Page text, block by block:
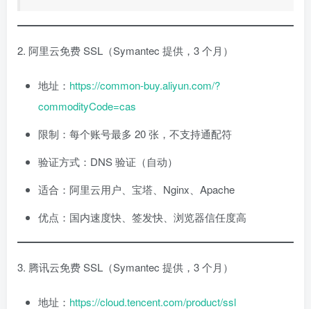
2. 阿里云免费 SSL（Symantec 提供，3 个月）
地址： https://common-buy.aliyun.com/?
commodityCode=cas
限制：每个账号最多 20 张，不支持通配符
验证方式：DNS 验证（自动）
适合：阿里云用户、宝塔、Nginx、Apache
优点：国内速度快、签发快、浏览器信任度高
3. 腾讯云免费 SSL（Symantec 提供，3 个月）
地址： https://cloud.tencent.com/product/ssl